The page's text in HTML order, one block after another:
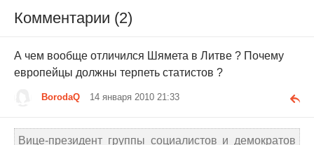
Комментарии (2)
А чем вообще отличился Шямета в Литве ? Почему
европейцы должны терпеть статистов ?
BorodaQ 14 января 2010 21:33
Вице-президент группы социалистов и демократов